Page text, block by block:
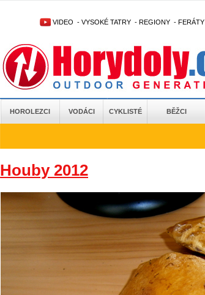
VIDEO - VYSOKÉ TATRY - REGIONY - FERÁTY
HOROLEZCI VODÁCI CYKLISTÉ BĚŽCI
Houby 2012